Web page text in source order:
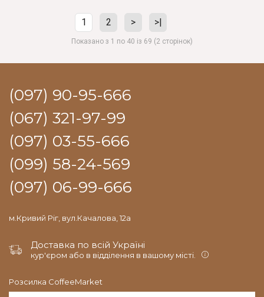
1 2 > >|
Показано з 1 по 40 із 69 (2 сторінок)
(097) 90-95-666
(067) 321-97-99
(097) 03-55-666
(099) 58-24-569
(097) 06-99-666
м.Кривий Ріг, вул.Качалова, 12а
Доставка по всій Україні
кур'єром або в відділення в вашому місті.
Розсилка CoffeeMarket